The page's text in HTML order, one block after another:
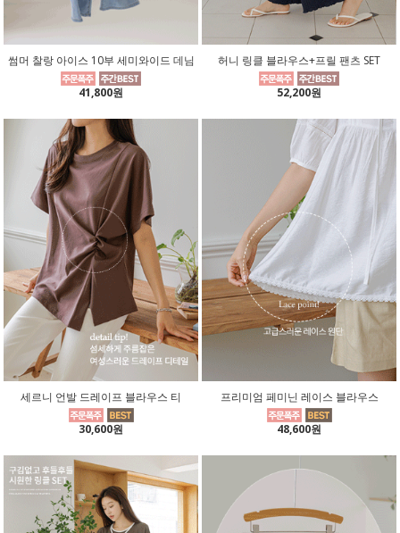
썸머 찰랑 아이스 10부 세미와이드 데님
41,800원
허니 링클 블라우스+프릴 팬츠 SET
52,200원
세르니 언발 드레이프 블라우스 티
30,600원
프리미엄 페미닌 레이스 블라우스
48,600원